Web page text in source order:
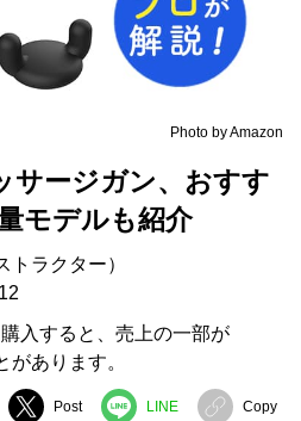
Photo by Amazon
サージガン、おすす
モデルも紹介
トラクター）
入すると、売上の一部が
があります。
Post LINE Copy